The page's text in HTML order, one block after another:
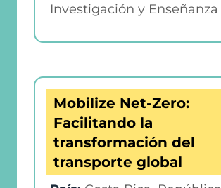
Investigación y Enseñanza
Mobilize Net-Zero:
Facilitando la
transformación del
transporte global